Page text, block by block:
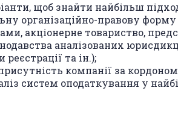
щоб знайти найбільш
організаційно-правову
акціонерне товариство,
аналізованих
та ін.);
компанії за
систем оподаткування у